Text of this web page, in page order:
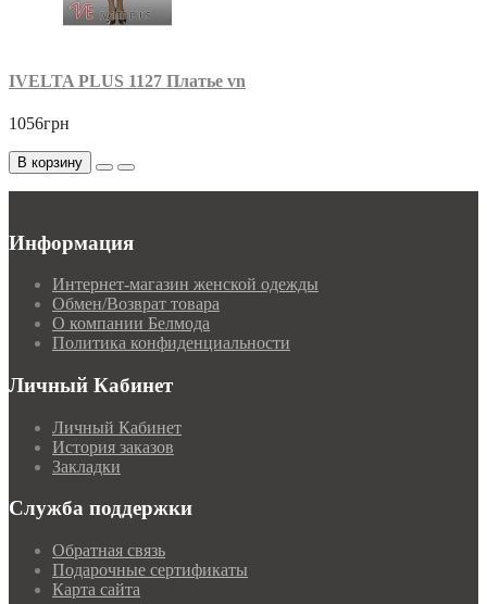
IVELTA PLUS 1127 Платье vn
1056грн
В корзину
Информация
Интернет-магазин женской одежды
Обмен/Возврат товара
О компании Белмода
Политика конфиденциальности
Личный Кабинет
Личный Кабинет
История заказов
Закладки
Служба поддержки
Обратная связь
Подарочные сертификаты
Карта сайта